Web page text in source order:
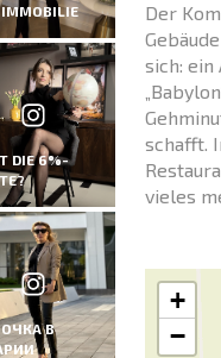
IMMOBILIE
DIE 6%-
В
Der
sich: ein
schafft.
vieles
+
−